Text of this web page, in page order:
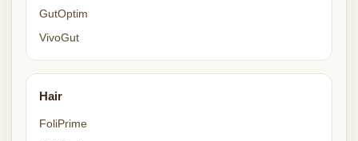
GutOptim
VivoGut
Hair
FoliPrime